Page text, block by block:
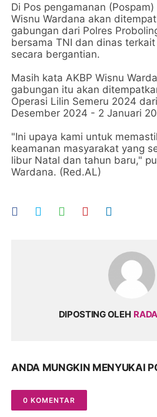
Di Pos pengamanan
Wisnu Wardana akan
gabungan dari Polres
bersama TNI dan dinas
secara bergantian.
Masih kata AKBP Wisnu
gabungan itu akan
Operasi Lilin Semeru 2024
Desember 2024 - 2 Januari
"Ini upaya kami untuk
keamanan masyarakat yang
libur Natal dan tahun baru,"
Wardana. (Red.AL)
DIPOSTING OLEH
ANDA MUNGKIN MENYUKAI
0 KOMENTAR